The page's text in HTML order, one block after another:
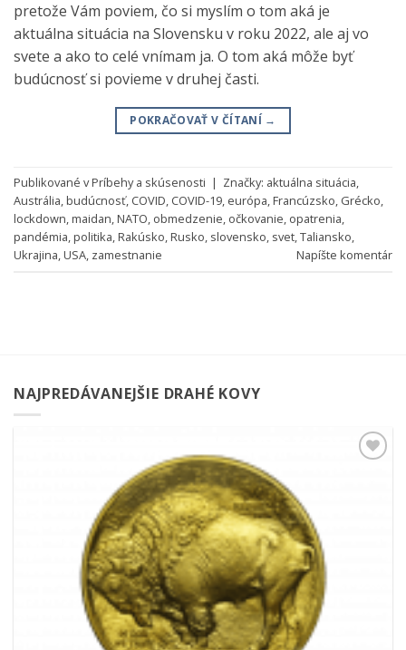
pretože Vám poviem, čo si myslím o tom aká je
aktuálna situácia na Slovensku v roku 2022, ale aj vo
svete a ako to celé vnímam ja. O tom aká môže byť
budúcnosť si povieme v druhej časti.
POKRAČOVAŤ V ČÍTANÍ →
Publikované vPríbehy a skúsenosti | Značky: aktuálna situácia,
Austrália,budúcnosť, COVID, COVID-19, európa,Francúzsko, Grécko,
lockdown,maidan,NATO, obmedzenie, očkovanie, opatrenia,
pandémia,politika,Rakúsko,Rusko, slovensko, svet,Taliansko,
Ukrajina,USA, zamestnanie Napíšte komentár
NAJPREDÁVANEJŠIE DRAHÉ KOVY